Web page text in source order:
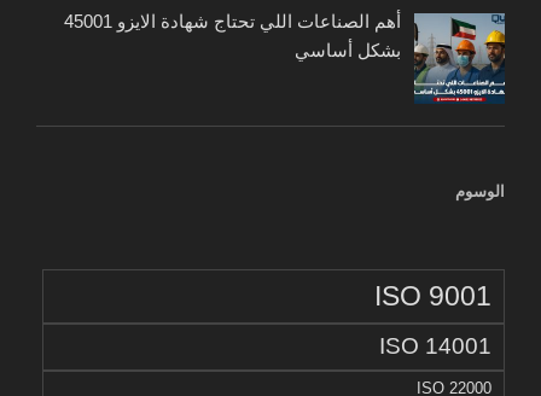
أهم الصناعات اللي تحتاج شهادة الايزو 45001
بشكل أساسي
الوسوم
ISO 9001
ISO 14001
ISO 22000